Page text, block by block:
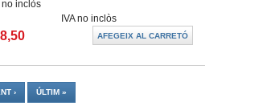
no inclòs
IVA no inclòs
› ÚLTIM »